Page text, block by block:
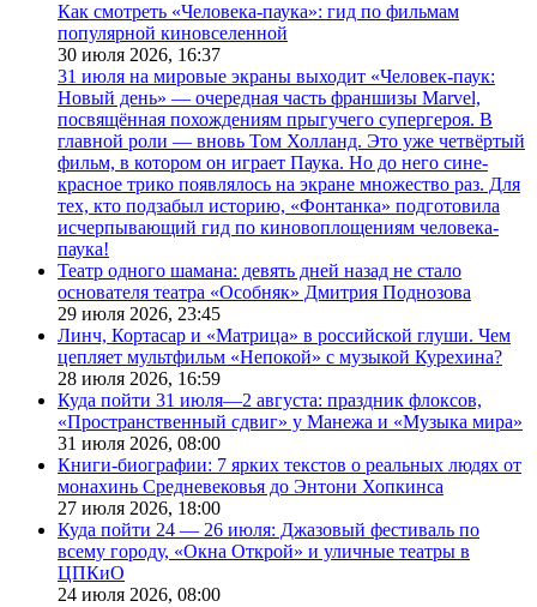
Как смотреть «Человека-паука»: гид по фильмам
популярной киновселенной
30 июля 2026, 16:37
31 июля на мировые экраны выходит «Человек-паук:
Новый день» — очередная часть франшизы Marvel,
посвящённая похождениям прыгучего супергероя. В
главной роли — вновь Том Холланд. Это уже четвёртый
фильм, в котором он играет Паука. Но до него сине-
красное трико появлялось на экране множество раз. Для
тех, кто подзабыл историю, «Фонтанка» подготовила
исчерпывающий гид по киновоплощениям человека-
паука!
Театр одного шамана: девять дней назад не стало
основателя театра «Особняк» Дмитрия Поднозова
29 июля 2026, 23:45
Линч, Кортасар и «Матрица» в российской глуши. Чем
цепляет мультфильм «Непокой» с музыкой Курехина?
28 июля 2026, 16:59
Куда пойти 31 июля—2 августа: праздник флоксов,
«Пространственный сдвиг» у Манежа и «Музыка мира»
31 июля 2026, 08:00
Книги-биографии: 7 ярких текстов о реальных людях от
монахинь Средневековья до Энтони Хопкинса
27 июля 2026, 18:00
Куда пойти 24 — 26 июля: Джазовый фестиваль по
всему городу, «Окна Открой» и уличные театры в
ЦПКиО
24 июля 2026, 08:00